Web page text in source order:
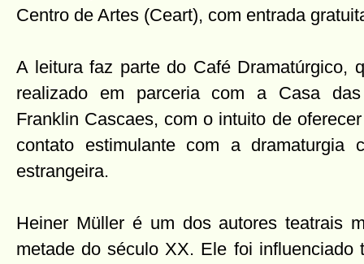
Centro de Artes (Ceart), com entrada
A leitura faz parte do Café Dramatúrgico,
realizado em parceria com a Casa
Franklin Cascaes, com o intuito de
contato estimulante com a dramaturgia
estrangeira.
Heiner Müller é um dos autores teatrais
metade do século XX. Ele foi influenciado